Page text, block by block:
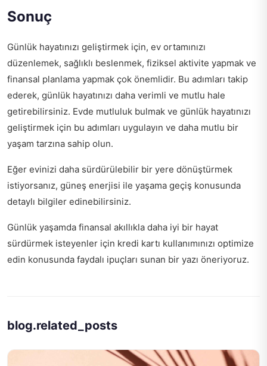
Sonuç
Günlük hayatınızı geliştirmek için, ev ortamınızı
düzenlemek, sağlıklı beslenmek, fiziksel aktivite yapmak ve
finansal planlama yapmak çok önemlidir. Bu adımları takip
ederek, günlük hayatınızı daha verimli ve mutlu hale
getirebilirsiniz. Evde mutluluk bulmak ve günlük hayatınızı
geliştirmek için bu adımları uygulayın ve daha mutlu bir
yaşam tarzına sahip olun.
Eğer evinizi daha sürdürülebilir bir yere dönüştürmek
istiyorsanız, güneş enerjisi ile yaşama geçiş konusunda
detaylı bilgiler edinebilirsiniz.
Günlük yaşamda finansal akıllıkla daha iyi bir hayat
sürdürmek isteyenler için kredi kartı kullanımınızı optimize
edin konusunda faydalı ipuçları sunan bir yazı öneriyoruz.
blog.related_posts